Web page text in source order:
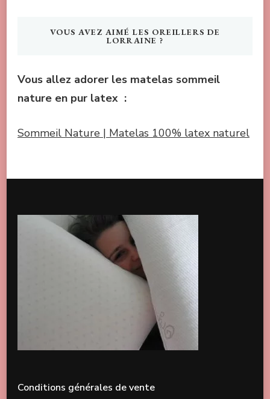
VOUS AVEZ AIMÉ LES OREILLERS DE
LORRAINE ?
Vous allez adorer les matelas sommeil
nature en pur latex :
Sommeil Nature | Matelas 100% latex naturel
Conditions générales de vente